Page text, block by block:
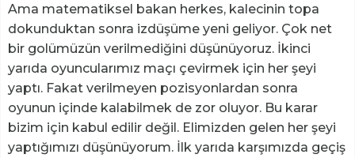
Ama matematiksel bakan herkes, kalecinin topa
dokunduktan sonra izdüşüme yeni geliyor. Çok net
bir golümüzün verilmediğini düşünüyoruz. İkinci
yarıda oyuncularımız maçı çevirmek için her şeyi
yaptı. Fakat verilmeyen pozisyonlardan sonra
oyunun içinde kalabilmek de zor oluyor. Bu karar
bizim için kabul edilir değil. Elimizden gelen her şeyi
yaptığımızı düşünüyorum. İlk yarıda karşımızda geçiş